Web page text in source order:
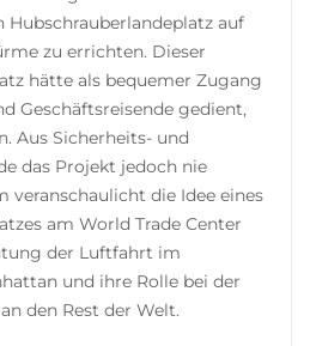
Hubschrauberlandeplatz auf
zu errichten. Dieser
hätte als bequemer Zugang
Geschäftsreisende gedient,
Aus Sicherheits- und
das Projekt jedoch nie
veranschaulicht die Idee eines
am World Trade Center
der Luftfahrt im
und ihre Rolle bei der
den Rest der Welt.